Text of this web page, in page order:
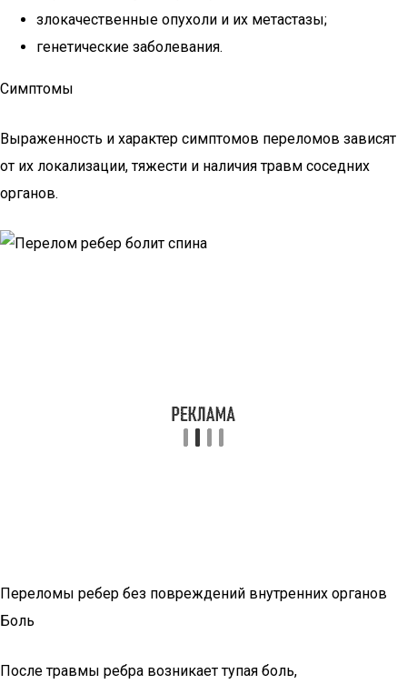
злокачественные опухоли и их метастазы;
генетические заболевания.
Симптомы
Выраженность и характер симптомов переломов зависят
от их локализации, тяжести и наличия травм соседних
органов.
Переломы ребер без повреждений внутренних органов
Боль
После травмы ребра возникает тупая боль,